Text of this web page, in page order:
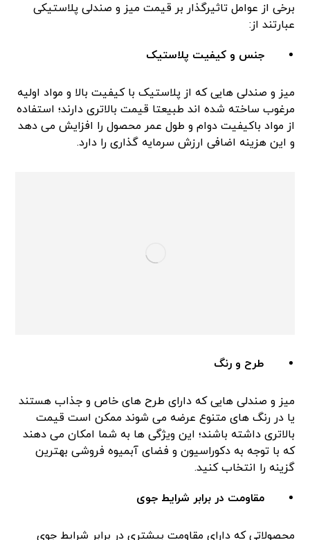
برخی از عوامل تاثیرگذار بر قیمت میز و صندلی پلاستیکی
عبارتند از:
جنس و کیفیت پلاستیک
میز و صندلی هایی که از پلاستیک با کیفیت بالا و مواد اولیه
مرغوب ساخته شده اند طبیعتا قیمت بالاتری دارند؛ استفاده
از مواد باکیفیت دوام و طول عمر محصول را افزایش می دهد
و این هزینه اضافی ارزش سرمایه گذاری را دارد.
طرح و رنگ
میز و صندلی هایی که دارای طرح های خاص و جذاب هستند
یا در رنگ های متنوع عرضه می شوند ممکن است قیمت
بالاتری داشته باشند؛ این ویژگی ها به شما امکان می دهند
که با توجه به دکوراسیون و فضای آبمیوه فروشی بهترین
گزینه را انتخاب کنید.
مقاومت در برابر شرایط جوی
محصولاتی که دارای مقاومت بیشتری در برابر شرایط جوی